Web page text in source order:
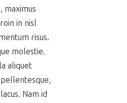
maximus
in nisl
risus.
molestie.
aliquet
Nam id